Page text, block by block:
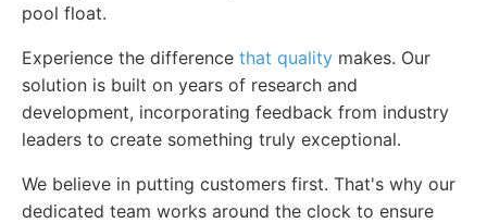
pool float.
Experience the difference that quality makes. Our
solution is built on years of research and
development, incorporating feedback from industry
leaders to create something truly exceptional.
We believe in putting customers first. That's why our
dedicated team works around the clock to ensure